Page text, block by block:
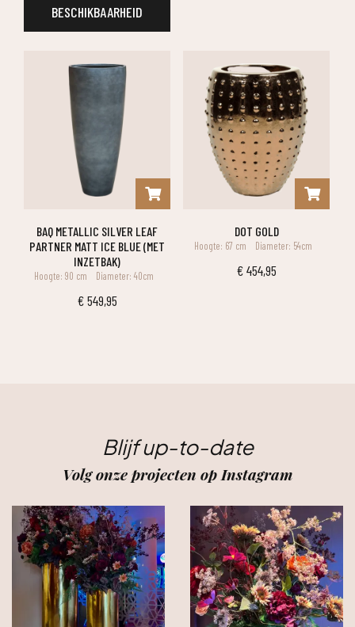
BESCHIKBAARHEID
BAQ METALLIC SILVER LEAF
PARTNER MATT ICE BLUE (MET
INZETBAK)
Hoogte: 90 cm Diameter: 40cm
€ 549,95
DOT GOLD
Hoogte: 67 cm Diameter: 54cm
€ 454,95
Blijf up-to-date
Volg onze projecten op Instagram